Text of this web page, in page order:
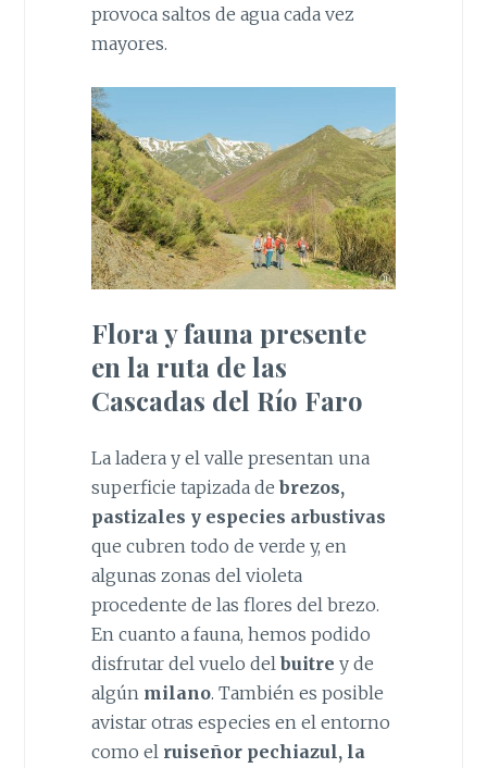
provoca saltos de agua cada vez
mayores.
Flora y fauna presente
en la ruta de las
Cascadas del Río Faro
La ladera y el valle presentan una
superficie tapizada de brezos,
pastizales y especies arbustivas
que cubren todo de verde y, en
algunas zonas del violeta
procedente de las flores del brezo.
En cuanto a fauna, hemos podido
disfrutar del vuelo del buitre y de
algún milano. También es posible
avistar otras especies en el entorno
como el ruiseñor pechiazul, la